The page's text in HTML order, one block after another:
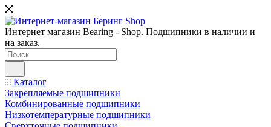
Интернет магазин Bearing - Shop. Подшипники в наличии и
на заказ.
Каталог
Закрепляемые подшипники
Комбинированные подшипники
Низкотемпературные подшипники